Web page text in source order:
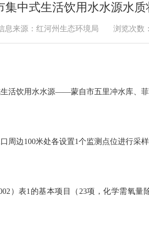
中式生活饮用水水源水质
息来源：红河州生态环境局 浏览次数：
活饮用水水源——蒙自市五里冲水库、菲
周边100米处各设置1个监测点位进行采
）表1的基本项目（23项，化学需氧